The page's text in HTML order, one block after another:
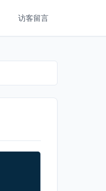
访客留言